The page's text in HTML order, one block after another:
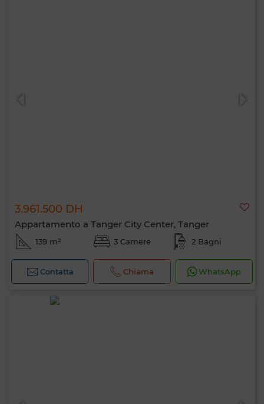
3.961.500 DH
Appartamento a Tanger City Center, Tanger
139 m² 3 Camere 2 Bagni
Contatta Chiama WhatsApp